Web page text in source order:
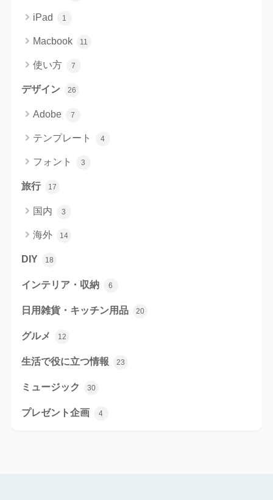
iPad 1
Macbook 11
使い方 7
デザイン 26
Adobe 7
テンプレート 4
フォント 3
旅行 17
国内 3
海外 14
DIY 18
インテリア・収納 6
日用雑貨・キッチン用品 20
グルメ 12
生活で役に立つ情報 23
ミュージック 30
プレゼント企画 4